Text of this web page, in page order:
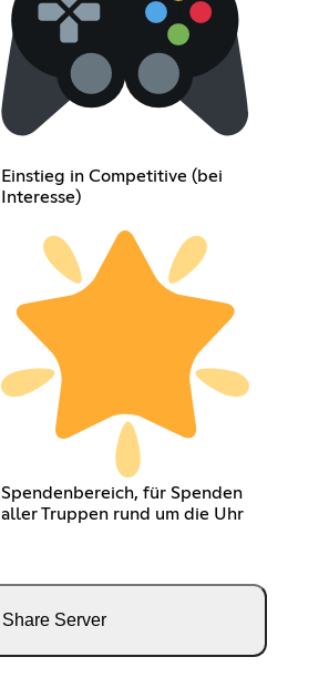
Einstieg in Competitive (bei
Interesse)
Spendenbereich, für Spenden
aller Truppen rund um die Uhr
Share Server